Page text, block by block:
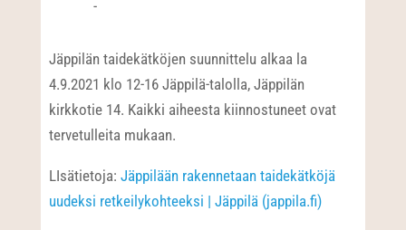
-
Jäppilän taidekätköjen suunnittelu alkaa la
4.9.2021 klo 12-16 Jäppilä-talolla, Jäppilän
kirkkotie 14. Kaikki aiheesta kiinnostuneet ovat
tervetulleita mukaan.
LIsätietoja: Jäppilään rakennetaan taidekätköjä
uudeksi retkeilykohteeksi | Jäppilä (jappila.fi)